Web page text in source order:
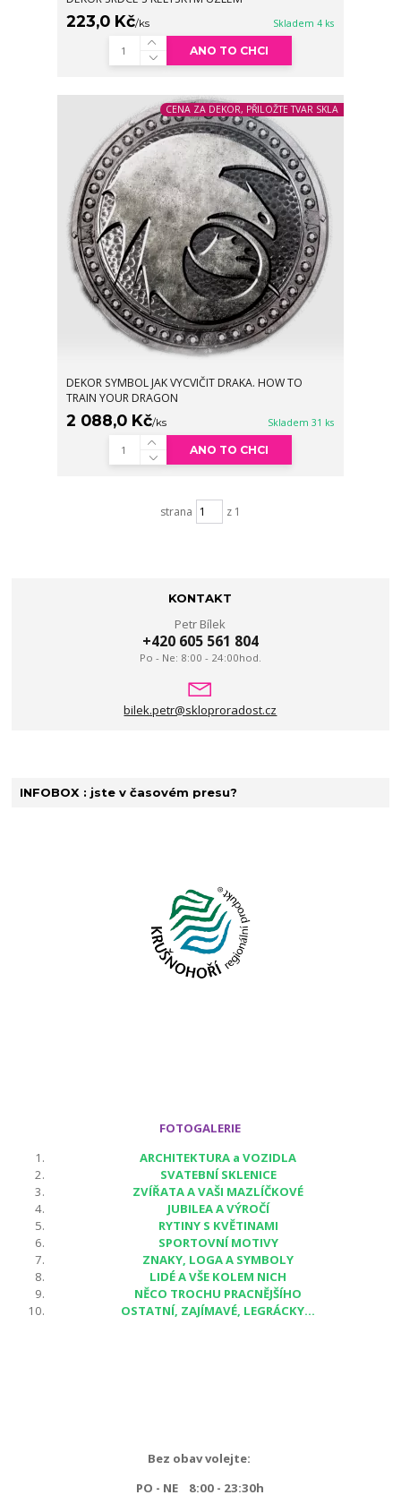
223,0 Kč/ks Skladem 4 ks
ANO TO CHCI
CENA ZA DEKOR, PŘILOŽTE TVAR SKLA
DEKOR SYMBOL JAK VYCVIČIT DRAKA. HOW TO
TRAIN YOUR DRAGON
2 088,0 Kč/ks Skladem 31 ks
ANO TO CHCI
strana z 1
KONTAKT
Petr Bílek
+420 605 561 804
Po - Ne: 8:00 - 24:00hod.
bilek.petr@skloproradost.cz
INFOBOX : jste v časovém presu?
FOTOGALERIE
ARCHITEKTURA a VOZIDLA
SVATEBNÍ SKLENICE
ZVÍŘATA A VAŠI MAZLÍČKOVÉ
JUBILEA A VÝROČÍ
RYTINY S KVĚTINAMI
SPORTOVNÍ MOTIVY
ZNAKY, LOGA A SYMBOLY
LIDÉ A VŠE KOLEM NICH
NĚCO TROCHU PRACNĚJŠÍHO
OSTATNÍ, ZAJÍMAVÉ, LEGRÁCKY...
Bez obav volejte:
PO - NE 8:00 - 23:30h